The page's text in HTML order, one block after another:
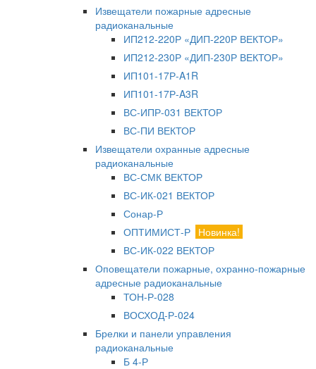
Извещатели пожарные адресные
радиоканальные
ИП212-220Р «ДИП-220Р ВЕКТОР»
ИП212-230Р «ДИП-230Р ВЕКТОР»
ИП101-17Р-A1R
ИП101-17Р-A3R
ВС-ИПР-031 ВЕКТОР
ВС-ПИ ВЕКТОР
Извещатели охранные адресные
радиоканальные
ВС-СМК ВЕКТОР
ВС-ИК-021 ВЕКТОР
Сонар-Р
ОПТИМИСТ-Р Новинка!
ВС-ИК-022 ВЕКТОР
Оповещатели пожарные, охранно-пожарные
адресные радиоканальные
ТОН-Р-028
ВОСХОД-Р-024
Брелки и панели управления
радиоканальные
Б 4-Р